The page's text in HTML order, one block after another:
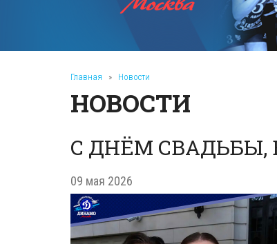
Главная » Новости
НОВОСТИ
С ДНЁМ СВАДЬБЫ,
09 мая 2026